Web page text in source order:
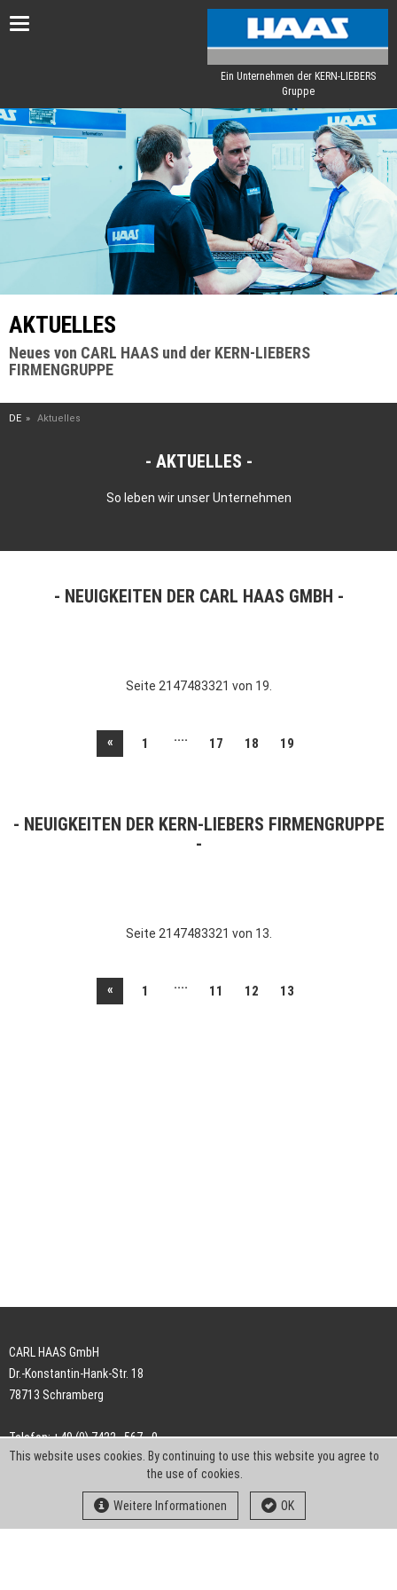
Toggle
Ein Unternehmen der KERN-LIEBERS
Gruppe
AKTUELLES
Neues von CARL HAAS und der KERN-LIEBERS
FIRMENGRUPPE
DE Aktuelles
AKTUELLES
So leben wir unser Unternehmen
NEUIGKEITEN DER CARL HAAS GMBH
Seite 2147483321 von 19.
« 1 .... 17 18 19
NEUIGKEITEN DER KERN-LIEBERS FIRMENGRUPPE
Seite 2147483321 von 13.
« 1 .... 11 12 13
CARL HAAS GmbH
Dr.-Konstantin-Hank-Str. 18
78713 Schramberg
Telefon: +49 (0) 7422 . 567 - 0
Telefax: +49 (0) 7422 . 567 - 239
info-ch@kern-liebers.com
This website uses cookies. By continuing to use this website you agree to
the use of cookies.
Weitere Informationen OK